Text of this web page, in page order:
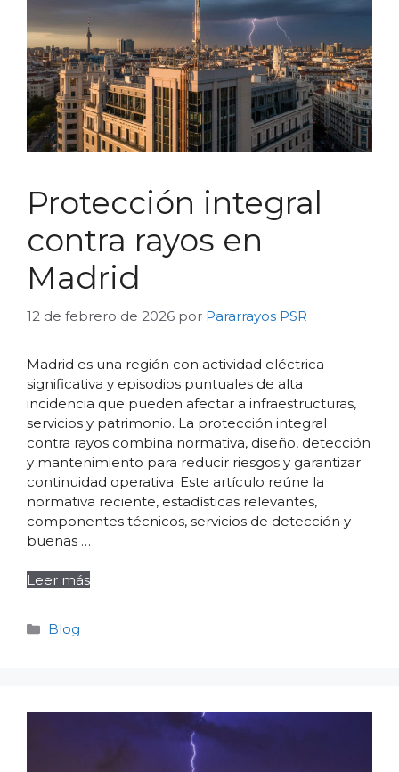
Protección integral
contra rayos en
Madrid
12 de febrero de 2026 por Pararrayos PSR
Madrid es una región con actividad eléctrica
significativa y episodios puntuales de alta
incidencia que pueden afectar a infraestructuras,
servicios y patrimonio. La protección integral
contra rayos combina normativa, diseño, detección
y mantenimiento para reducir riesgos y garantizar
continuidad operativa. Este artículo reúne la
normativa reciente, estadísticas relevantes,
componentes técnicos, servicios de detección y
buenas …
Leer más
Categorías
Blog